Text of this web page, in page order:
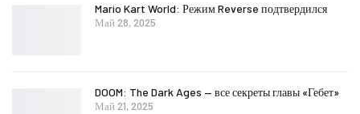
Mario Kart World: Режим Reverse подтвердился
Май 28, 2025
DOOM: The Dark Ages — все секреты главы «Гебет»
Май 21, 2025